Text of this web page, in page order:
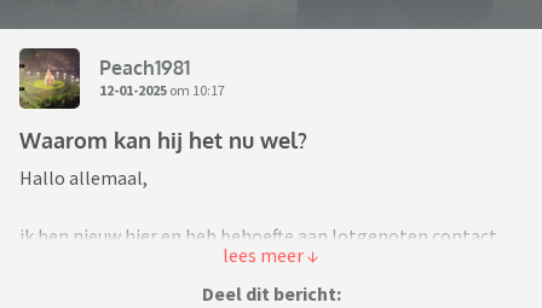
Peach1981
12-01-2025 om 10:17
Waarom kan hij het nu wel?
Hallo allemaal,
ik ben nieuw hier en heb behoefte aan lotgenoten contact.
ik ben nu een jaar gescheiden. een van de redenen voor de
Deel dit bericht: